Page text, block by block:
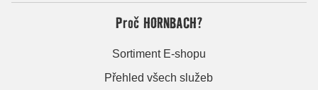
Proč HORNBACH?
Sortiment E-shopu
Přehled všech služeb